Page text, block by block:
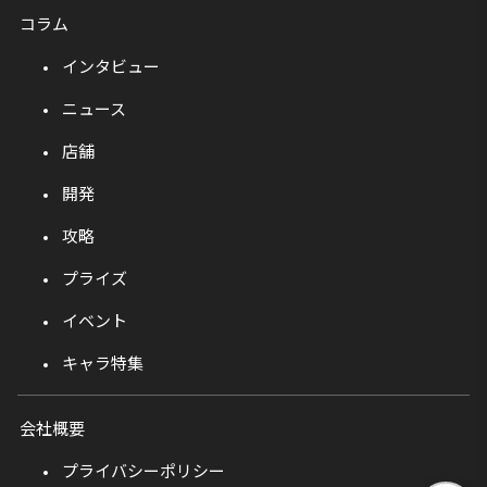
コラム
インタビュー
ニュース
店舗
開発
攻略
プライズ
イベント
キャラ特集
会社概要
プライバシーポリシー